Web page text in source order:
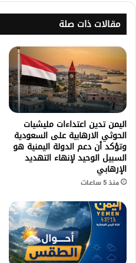
مقالات ذات صلة
اليمن تدين اعتداءات مليشيات
الحوثي الارهابية على السعودية
وتؤكد أن دعم الدولة اليمنية هو
السبيل الوحيد لإنهاء التهديد
الإرهابي
منذ 5 ساعات